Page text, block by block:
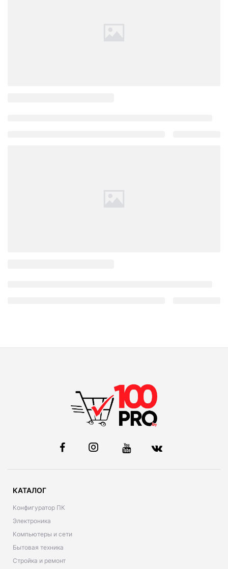
КАТАЛОГ
Конфигуратор ПК
Электроника
Компьютеры и сети
Бытовая техника
Стройка и ремонт